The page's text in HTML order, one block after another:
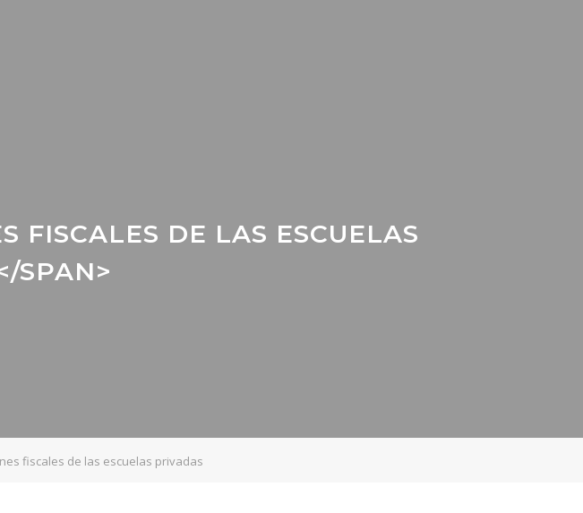
FISCALES DE LAS ESCUELAS
SPAN>
fiscales de las escuelas privadas